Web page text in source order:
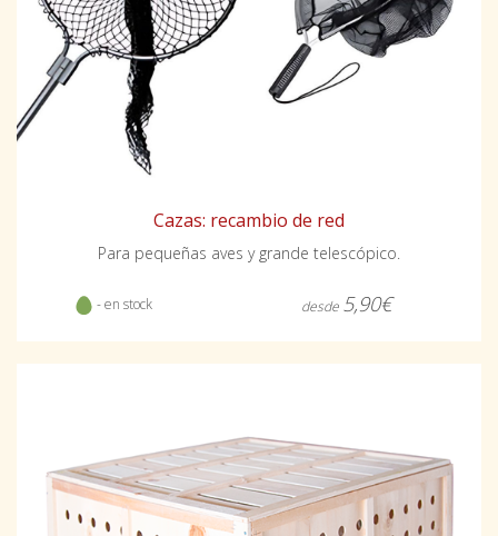
Cazas: recambio de red
Para pequeñas aves y grande telescópico.
- en stock desde 5,90€